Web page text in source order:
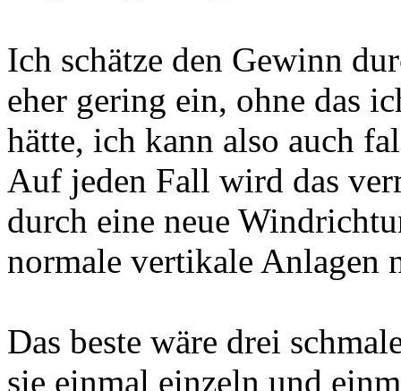
Ich schätze den Gewinn
eher gering ein, ohne das
hätte, ich kann also auch
Auf jeden Fall wird das
durch eine neue
normale vertikale Anlagen
Das beste wäre drei
sie einmal einzeln und